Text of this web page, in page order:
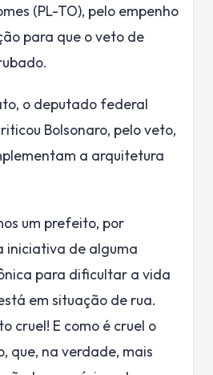
(PL-TO), pelo empenho
para que o veto de
o deputado federal
Bolsonaro, pelo veto,
a arquitetura
um prefeito, por
iniciativa de alguma
para dificultar a vida
em situação de rua.
cruel! E como é cruel o
que, na verdade, mais